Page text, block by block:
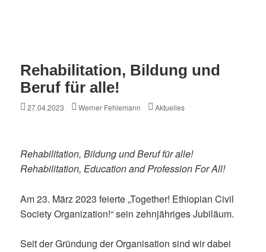
Rehabilitation, Bildung und
Beruf für alle!
Posted
27.04.2023 Author
Werner Fehlemann Categories
Aktuelles
Rehabilitation, Bildung und Beruf für alle!
Rehabilitation, Education and Profession For All!
Am 23. März 2023 feierte „Together! Ethiopian Civil
Society Organization!“ sein zehnjähriges Jubiläum.
Seit der Gründung der Organisation sind wir dabei